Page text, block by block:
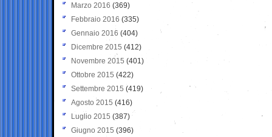
Marzo 2016 (369)
Febbraio 2016 (335)
Gennaio 2016 (404)
Dicembre 2015 (412)
Novembre 2015 (401)
Ottobre 2015 (422)
Settembre 2015 (419)
Agosto 2015 (416)
Luglio 2015 (387)
Giugno 2015 (396)